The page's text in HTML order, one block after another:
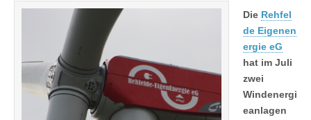
Bürgerenergie
Die Rehfel
de Eigenen
ergie eG
hat im Juli
zwei
Windenergi
eanlagen